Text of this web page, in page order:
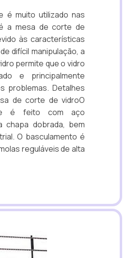
é muito utilizado nas
a mesa de corte de
às características
difícil manipulação, a
permite que o vidro
e principalmente
problemas. Detalhes
de corte de vidroO
é feito com aço
chapa dobrada, bem
O basculamento é
reguláveis de alta